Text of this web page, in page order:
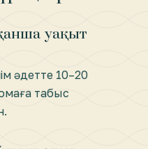
уақыт
әдетте 10–20
табыс